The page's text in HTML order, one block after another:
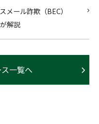
メール詐欺（BEC）
解説
一覧へ